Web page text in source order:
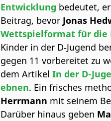
Entwicklung bedeutet,
Beitrag, bevor Jonas
Wettspielformat für die
Kinder in der D‑Jugend
gegen 11 vorbereitet zu
dem Artikel In der D-
ebnen. Ein frisches
Herrmann mit seinem
Darüber hinaus geben